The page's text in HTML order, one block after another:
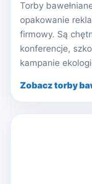
Torby
opakowanie
firmowy. Są
konferencje,
kampanie
Zobacz torby